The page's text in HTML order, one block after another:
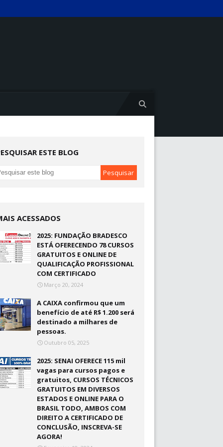
ESTE BLOG
ACESSADOS
2025: FUNDAÇÃO BRADESCO
ESTÁ OFERECENDO 78 CURSOS
GRATUITOS E ONLINE DE
QUALIFICAÇÃO PROFISSIONAL
COM CERTIFICADO
Março 20, 2024
A CAIXA confirmou que um
benefício de até R$ 1.200 será
destinado a milhares de
pessoas.
Outubro 05, 2025
2025: SENAI OFERECE 115 mil
vagas para cursos pagos e
gratuitos, CURSOS TÉCNICOS
GRATUITOS EM DIVERSOS
ESTADOS E ONLINE PARA O
BRASIL TODO, AMBOS COM
DIREITO A CERTIFICADO DE
CONCLUSÃO, INSCREVA-SE
AGORA!